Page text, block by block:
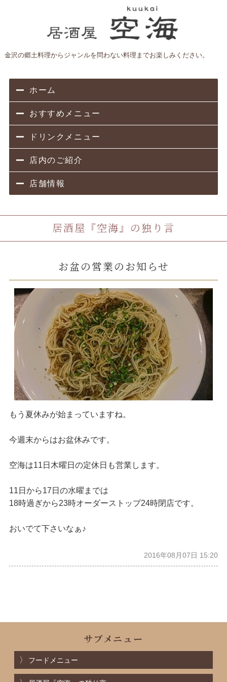
金沢の郷土料理からジャンルを問わない料理までお楽しみください。
ホーム
おすすめメニュー
ドリンクメニュー
店内のご紹介
店舗情報
居酒屋『空海』の独り言
お盆の営業のお知らせ
もう夏休みが始まっていますね。
今週末からはお盆休みです。
空海は11日木曜日の定休日も営業します。
11日から17日の水曜までは
18時過ぎから23時オーダーストップ24時閉店です。
おいでて下さいなぁ♪
2016年08月07日 15:20
サブメニュー
フードメニュー